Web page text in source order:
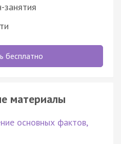
занятия
бесплатно
материалы
основных фактов,